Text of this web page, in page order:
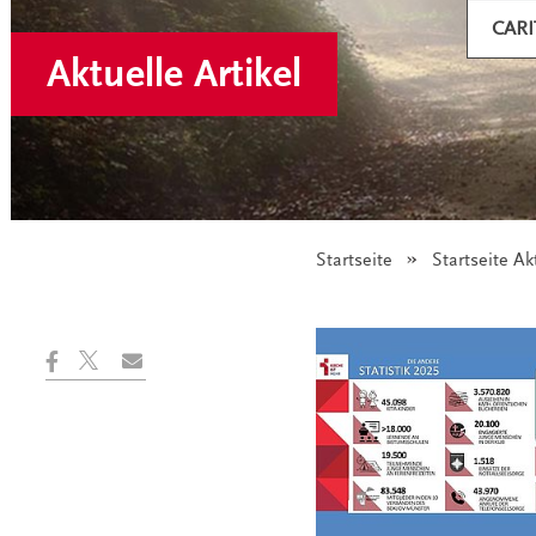
Aktuelle Artikel
Startseite Startseite